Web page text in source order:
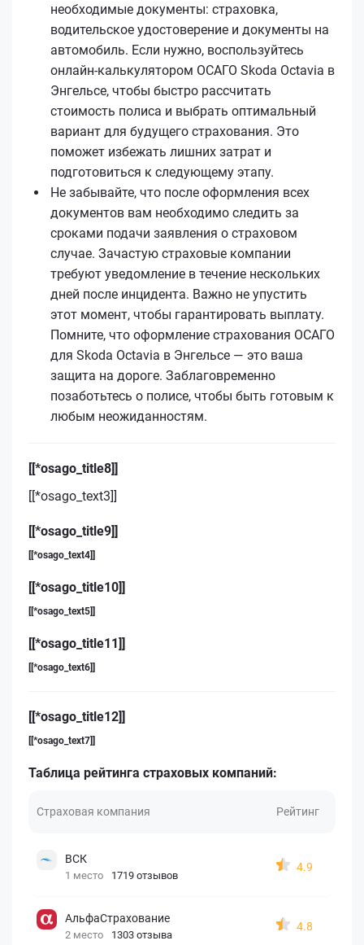
необходимые документы: страховка,
водительское удостоверение и документы на
автомобиль. Если нужно, воспользуйтесь
онлайн-калькулятором ОСАГО Skoda Octavia в
Энгельсе, чтобы быстро рассчитать
стоимость полиса и выбрать оптимальный
вариант для будущего страхования. Это
поможет избежать лишних затрат и
подготовиться к следующему этапу.
Не забывайте, что после оформления всех
документов вам необходимо следить за
сроками подачи заявления о страховом
случае. Зачастую страховые компании
требуют уведомление в течение нескольких
дней после инцидента. Важно не упустить
этот момент, чтобы гарантировать выплату.
Помните, что оформление страхования ОСАГО
для Skoda Octavia в Энгельсе — это ваша
защита на дороге. Заблаговременно
позаботьтесь о полисе, чтобы быть готовым к
любым неожиданностям.
[[*osago_title8]]
[[*osago_text3]]
[[*osago_title9]]
[[*osago_text4]]
[[*osago_title10]]
[[*osago_text5]]
[[*osago_title11]]
[[*osago_text6]]
[[*osago_title12]]
[[*osago_text7]]
Таблица рейтинга страховых компаний:
Страховая компания Рейтинг
ВСК
1 место 1719 отзывов
4.9
АльфаСтрахование
2 место 1303 отзыва
4.8